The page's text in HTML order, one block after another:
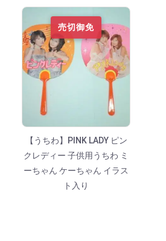
売切御免
【うちわ】PINK LADY ピン
クレディー 子供用うちわ ミ
ーちゃん ケーちゃん イラス
ト入り